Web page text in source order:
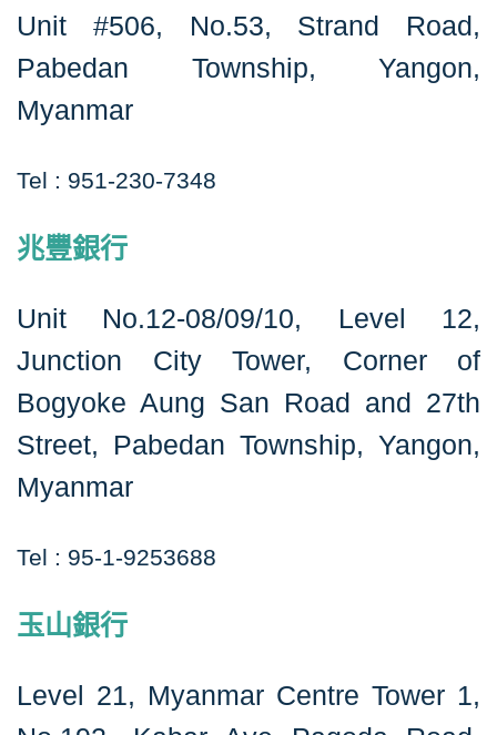
Unit #506, No.53, Strand Road,
Pabedan Township, Yangon,
Myanmar
Tel : 951-230-7348
兆豐銀行
Unit No.12-08/09/10, Level 12,
Junction City Tower, Corner of
Bogyoke Aung San Road and 27th
Street, Pabedan Township, Yangon,
Myanmar
Tel : 95-1-9253688
玉山銀行
Level 21, Myanmar Centre Tower 1,